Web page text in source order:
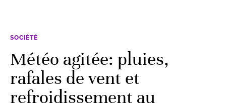
SOCIÉTÉ
Météo agitée: pluies,
rafales de vent et
refroidissement au